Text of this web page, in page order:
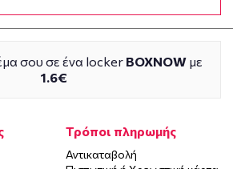
σου σε ένα locker BOXNOW με
1.6€
Τρόποι πληρωμής
Αντικαταβολή